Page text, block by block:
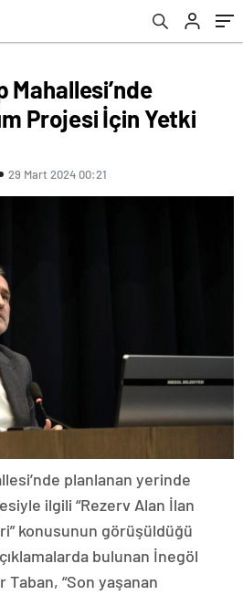
Mahallesi’nde
Projesi İçin Yetki
29 Mart 2024 00:21
planlanan yerinde
ilgili “Rezerv Alan İlan
konusunun görüşüldüğü
bulunan İnegöl
Taban, “Son yaşanan